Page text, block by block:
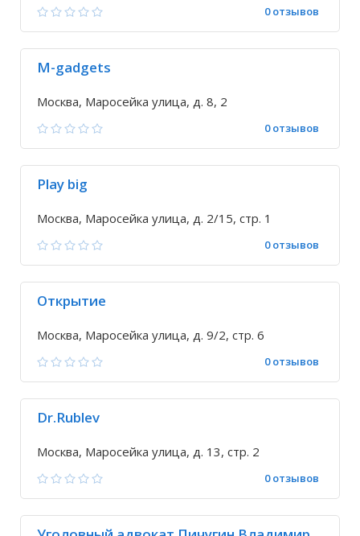
0 отзывов
М-gadgets
Москва, Маросейка улица, д. 8, 2
0 отзывов
Play big
Москва, Маросейка улица, д. 2/15, стр. 1
0 отзывов
Открытие
Москва, Маросейка улица, д. 9/2, стр. 6
0 отзывов
Dr.Rublev
Москва, Маросейка улица, д. 13, стр. 2
0 отзывов